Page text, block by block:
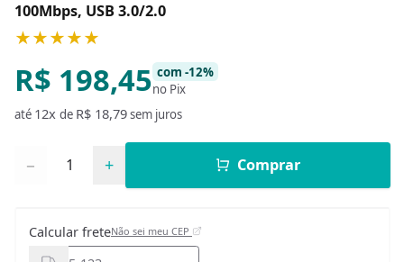
100Mbps, USB 3.0/2.0
★★★★★
R$ 198,45 com -12%
no Pix
até 12x de R$ 18,79sem juros
− + Comprar
Calcular freteNão sei meu CEP